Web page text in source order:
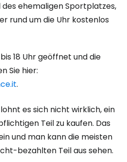
des ehemaligen Sportplatzes,
rund um die Uhr kostenlos
18 Uhr geöffnet und die
Sie hier:
.
es sich nicht wirklich, ein
Teil zu kaufen. Das
und man kann die meisten
bezahlten Teil aus sehen.